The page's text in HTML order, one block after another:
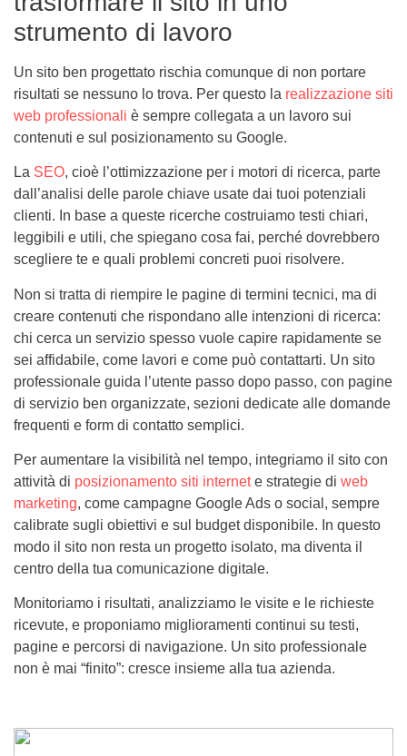
strumento di lavoro
Un sito ben progettato rischia comunque di non portare
risultati se nessuno lo trova. Per questo la realizzazione siti
web professionali è sempre collegata a un lavoro sui
contenuti e sul posizionamento su Google.
La SEO, cioè l’ottimizzazione per i motori di ricerca, parte
dall’analisi delle parole chiave usate dai tuoi potenziali
clienti. In base a queste ricerche costruiamo testi chiari,
leggibili e utili, che spiegano cosa fai, perché dovrebbero
scegliere te e quali problemi concreti puoi risolvere.
Non si tratta di riempire le pagine di termini tecnici, ma di
creare contenuti che rispondano alle intenzioni di ricerca:
chi cerca un servizio spesso vuole capire rapidamente se
sei affidabile, come lavori e come può contattarti. Un sito
professionale guida l’utente passo dopo passo, con pagine
di servizio ben organizzate, sezioni dedicate alle domande
frequenti e form di contatto semplici.
Per aumentare la visibilità nel tempo, integriamo il sito con
attività di posizionamento siti internete strategie di web
marketing, come campagne Google Ads o social, sempre
calibrate sugli obiettivi e sul budget disponibile. In questo
modo il sito non resta un progetto isolato, ma diventa il
centro della tua comunicazione digitale.
Monitoriamo i risultati, analizziamo le visite e le richieste
ricevute, e proponiamo miglioramenti continui su testi,
pagine e percorsi di navigazione. Un sito professionale
non è mai “finito”: cresce insieme alla tua azienda.